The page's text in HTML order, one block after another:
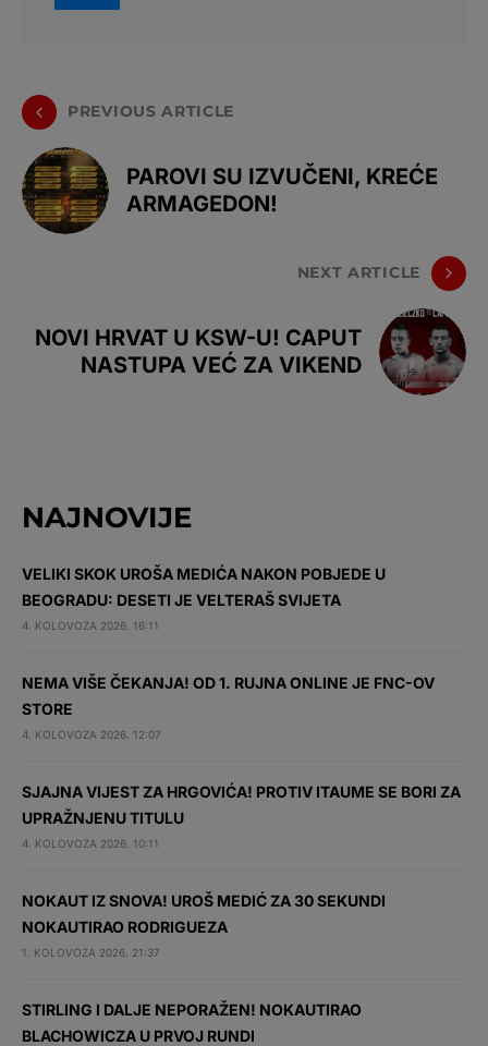
PREVIOUS ARTICLE
PAROVI SU IZVUČENI, KREĆE
ARMAGEDON!
NEXT ARTICLE
NOVI HRVAT U KSW-U! CAPUT
NASTUPA VEĆ ZA VIKEND
NAJNOVIJE
VELIKI SKOK UROŠA MEDIĆA NAKON POBJEDE U
BEOGRADU: DESETI JE VELTERAŠ SVIJETA
4. KOLOVOZA 2026. 16:11
NEMA VIŠE ČEKANJA! OD 1. RUJNA ONLINE JE FNC-OV
STORE
4. KOLOVOZA 2026. 12:07
SJAJNA VIJEST ZA HRGOVIĆA! PROTIV ITAUME SE BORI ZA
UPRAŽNJENU TITULU
4. KOLOVOZA 2026. 10:11
NOKAUT IZ SNOVA! UROŠ MEDIĆ ZA 30 SEKUNDI
NOKAUTIRAO RODRIGUEZA
1. KOLOVOZA 2026. 21:37
STIRLING I DALJE NEPORAŽEN! NOKAUTIRAO
BLACHOWICZA U PRVOJ RUNDI